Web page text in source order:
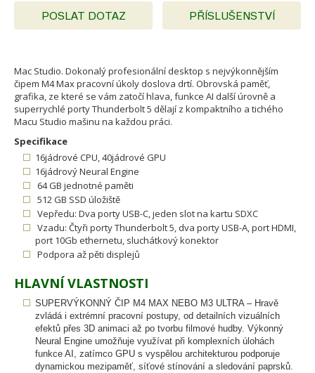
POSLAT DOTAZ PŘÍSLUŠENSTVÍ
Mac Studio. Dokonalý profesionální desktop s nejvýkonnějším
čipem M4 Max pracovní úkoly doslova drtí. Obrovská paměť,
grafika, ze které se vám zatočí hlava, funkce AI další úrovně a
superrychlé porty Thunderbolt 5 dělají z kompaktního a tichého
Macu Studio mašinu na každou práci.
Specifikace
16jádrové CPU, 40jádrové GPU
16jádrový Neural Engine
64 GB jednotné paměti
512 GB SSD úložiště
Vepředu: Dva porty USB-C, jeden slot na kartu SDXC
Vzadu: Čtyři porty Thunderbolt 5, dva porty USB-A, port HDMI,
port 10Gb ethernetu, sluchátkový konektor
Podpora až pěti displejů
HLAVNÍ VLASTNOSTI
SUPERVÝKONNÝ ČIP M4 MAX NEBO M3 ULTRA – Hravě
zvládá i extrémní pracovní postupy, od detailních vizuálních
efektů přes 3D animaci až po tvorbu filmové hudby. Výkonný
Neural Engine umožňuje využívat při komplexních úlohách
funkce AI, zatímco GPU s vyspělou architekturou podporuje
dynamickou mezipaměť, síťové stínování a sledování paprsků.